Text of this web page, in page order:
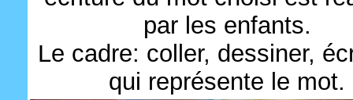
par les enfants.
Le cadre: coller, dessiner,
qui représente le mot.